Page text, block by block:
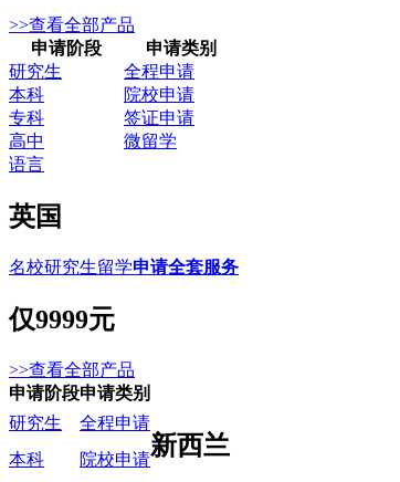
>>查看全部产品
申请阶段
申请类别
研究生
全程申请
本科
院校申请
专科
签证申请
高中
微留学
语言
英国
名校研究生留学申请全套服务
仅9999元
>>查看全部产品
申请阶段申请类别
研究生
全程申请
新西兰
本科
院校申请